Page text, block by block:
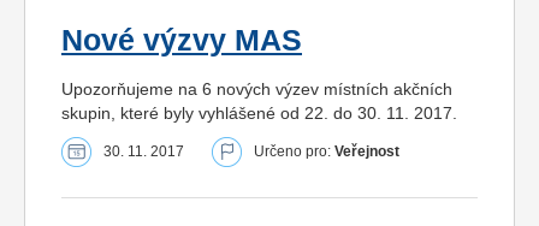
Nové výzvy MAS
Upozorňujeme na 6 nových výzev místních akčních
skupin, které byly vyhlášené od 22. do 30. 11. 2017.
30. 11. 2017 Určeno pro: Veřejnost